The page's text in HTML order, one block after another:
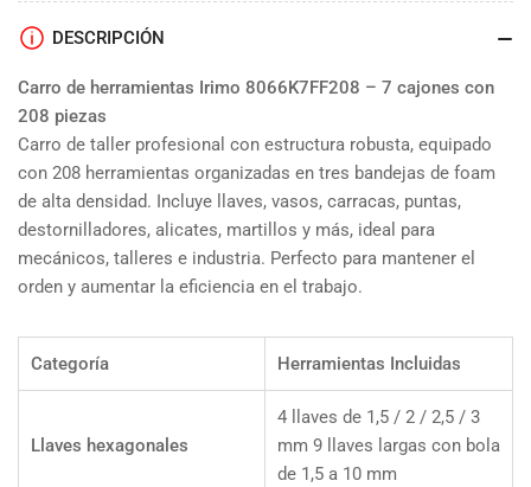
DESCRIPCIÓN
Carro de herramientas Irimo 8066K7FF208 – 7 cajones con
208 piezas
Carro de taller profesional con estructura robusta, equipado
con 208 herramientas organizadas en tres bandejas de foam
de alta densidad. Incluye llaves, vasos, carracas, puntas,
destornilladores, alicates, martillos y más, ideal para
mecánicos, talleres e industria. Perfecto para mantener el
orden y aumentar la eficiencia en el trabajo.
Categoría Herramientas Incluidas
Llaves hexagonales
4 llaves de 1,5 / 2 / 2,5 / 3
mm 9 llaves largas con bola
de 1,5 a 10 mm